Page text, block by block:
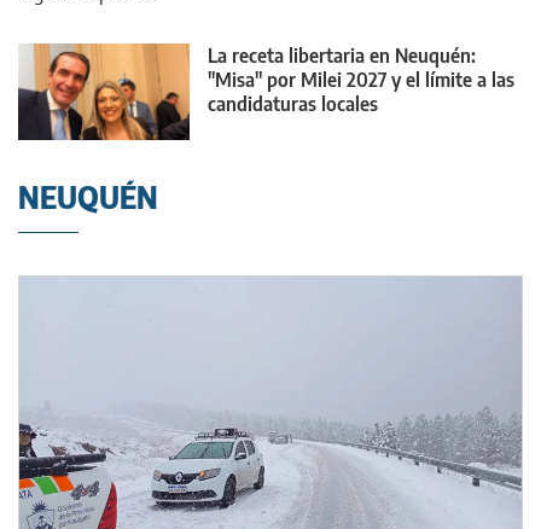
La receta libertaria en Neuquén:
"Misa" por Milei 2027 y el límite a las
candidaturas locales
NEUQUÉN